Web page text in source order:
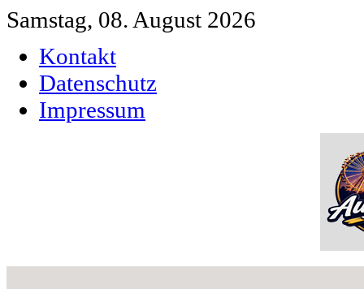
Samstag, 08. August 2026
Kontakt
Datenschutz
Impressum